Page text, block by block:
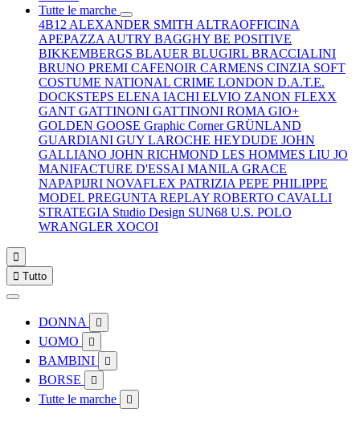
Tutte le marche
4B12 ALEXANDER SMITH ALTRAOFFICINA
APEPAZZA AUTRY BAGGHY BE POSITIVE
BIKKEMBERGS BLAUER BLUGIRL BRACCIALINI
BRUNO PREMI CAFENOIR CARMENS CINZIA SOFT
COSTUME NATIONAL CRIME LONDON D.A.T.E.
DOCKSTEPS ELENA IACHI ELVIO ZANON FLEXX
GANT GATTINONI GATTINONI ROMA GIO+
GOLDEN GOOSE Graphic CornerGRÜNLAND
GUARDIANI GUY LAROCHE HEYDUDE JOHN
GALLIANO JOHN RICHMOND LES HOMMES LIU JO
MANIFACTURE D'ESSAI MANILA GRACE
NAPAPIJRI NOVAFLEX PATRIZIA PEPE PHILIPPE
MODEL PREGUNTA REPLAY ROBERTO CAVALLI
STRATEGIA Studio Design SUN68 U.S. POLO
WRANGLER XOCOI

 Tutto
DONNA 
UOMO 
BAMBINI 
BORSE 
Tutte le marche 